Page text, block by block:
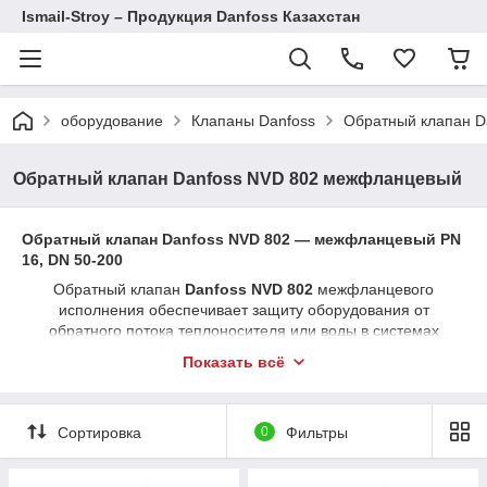
Ismail-Stroy – Продукция Danfoss Казахстан
оборудование Клапаны Danfoss Обратный клапан
Обратный клапан Danfoss NVD 802 межфланцевый
Обратный клапан Danfoss NVD 802 — межфланцевый PN
16, DN 50-200
Обратный клапан Danfoss NVD 802 межфланцевого
исполнения обеспечивает защиту оборудования от
обратного потока теплоносителя или воды в системах
эффективное решение для магистральных трубопроводов,
Доступные диаметры:
DN 50, 80, 100, 200
размеры). Температура среды: от −10 °C до +100 °C; среда:
Показать всё
Сортировка 0 Фильтры